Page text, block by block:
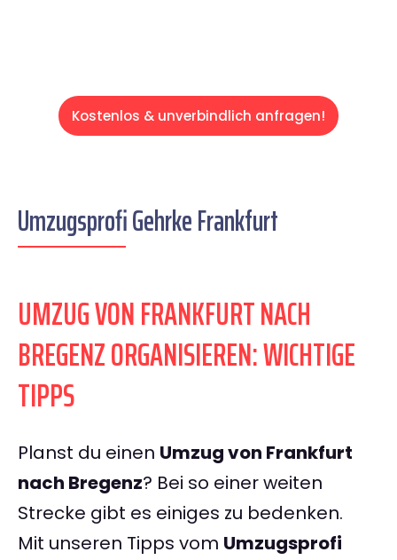
Kostenlos & unverbindlich anfragen!
Umzugsprofi Gehrke Frankfurt
UMZUG VON FRANKFURT NACH
BREGENZ ORGANISIEREN: WICHTIGE
TIPPS
Planst du einen Umzug von Frankfurt
nach Bregenz? Bei so einer weiten
Strecke gibt es einiges zu bedenken.
Mit unseren Tipps vom Umzugsprofi